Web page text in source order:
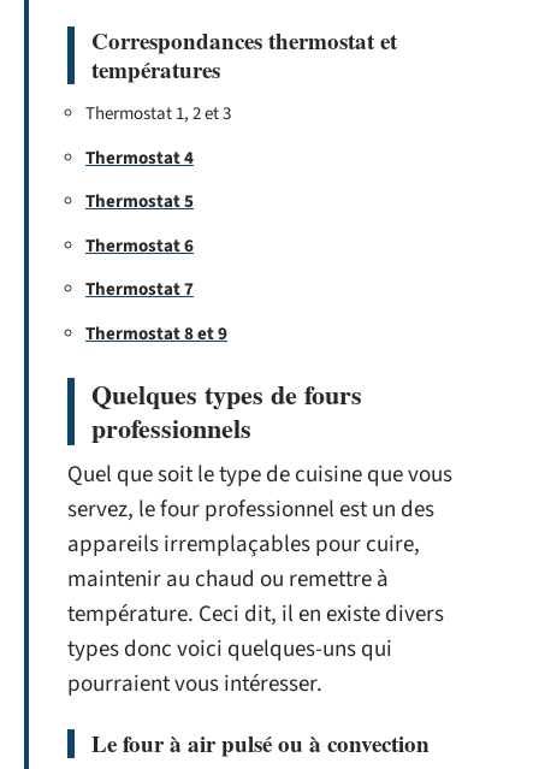
Correspondances thermostat et
températures
Thermostat 1, 2 et 3
Thermostat 4
Thermostat 5
Thermostat 6
Thermostat 7
Thermostat 8 et 9
Quelques types de fours
professionnels
Quel que soit le type de cuisine que vous
servez, le four professionnel est un des
appareils irremplaçables pour cuire,
maintenir au chaud ou remettre à
température. Ceci dit, il en existe divers
types donc voici quelques-uns qui
pourraient vous intéresser.
Le four à air pulsé ou à convection